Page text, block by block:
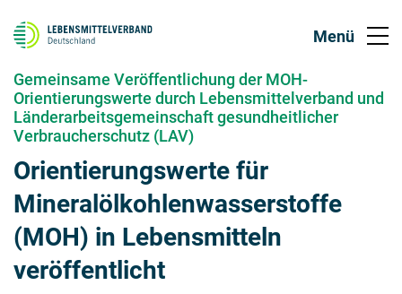
Gemeinsame Veröffentlichung der MOH-
Orientierungswerte durch Lebensmittelverband und
Länderarbeitsgemeinschaft gesundheitlicher
Verbraucherschutz (LAV)
Orientierungswerte für
Mineralölkohlenwasserstoffe
(MOH) in Lebensmitteln
veröffentlicht